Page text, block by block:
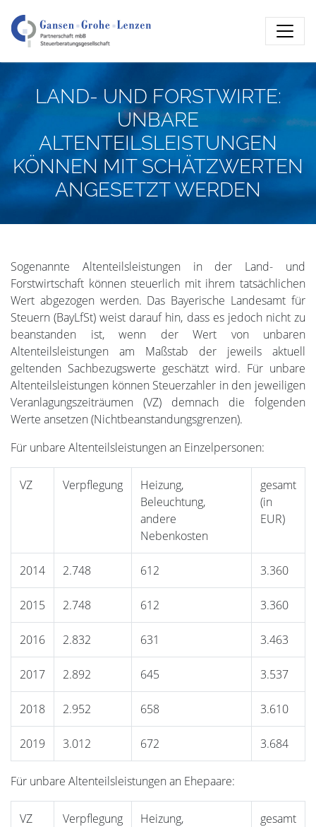
LAND- UND FORSTWIRTE:
UNBARE
ALTENTEILSLEISTUNGEN
KÖNNEN MIT SCHÄTZWERTEN
ANGESETZT WERDEN
Sogenannte Altenteilsleistungen in der Land- und
Forstwirtschaft können steuerlich mit ihrem tatsächlichen
Wert abgezogen werden. Das Bayerische Landesamt für
Steuern (BayLfSt) weist darauf hin, dass es jedoch nicht zu
beanstanden ist, wenn der Wert von unbaren
Altenteilsleistungen am Maßstab der jeweils aktuell
geltenden Sachbezugswerte geschätzt wird. Für unbare
Altenteilsleistungen können Steuerzahler in den jeweiligen
Veranlagungszeiträumen (VZ) demnach die folgenden
Werte ansetzen (Nichtbeanstandungsgrenzen).
Für unbare Altenteilsleistungen an Einzelpersonen:
VZ Verpflegung
Heizung,
Beleuchtung,
andere
Nebenkosten
gesamt
(in
EUR)
2014 2.748 612 3.360
2015 2.748 612 3.360
2016 2.832 631 3.463
2017 2.892 645 3.537
2018 2.952 658 3.610
2019 3.012 672 3.684
Für unbare Altenteilsleistungen an Ehepaare:
VZ Verpflegung
Heizung,
gesamt